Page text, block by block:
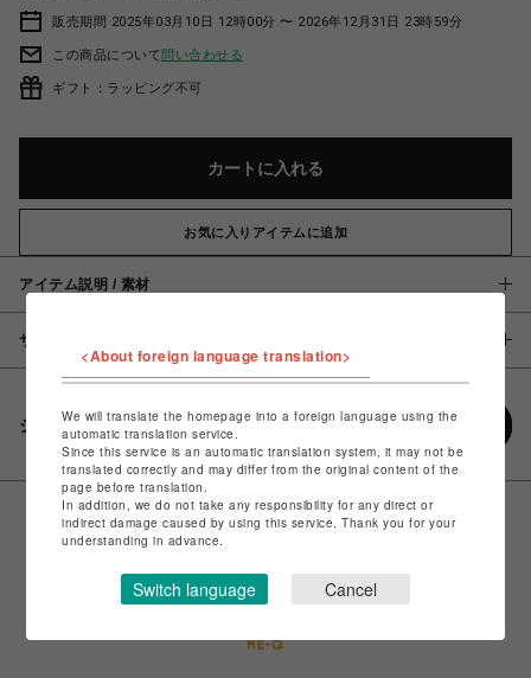
販売期間 2025年03月10日 12時00分 〜 2026年12月31日 23時59分
この商品について問い合わせる
ギフト：ラッピング不可
カートに入れる
お気に入りアイテムに追加
アイテム説明 / 素材
サイズ
シェアする
<About foreign language translation>
We will translate the homepage into a foreign language using the
automatic translation service.
Since this service is an automatic translation system, it may not be
translated correctly and may differ from the original content of the
page before translation.
In addition, we do not take any responsibility for any direct or
indirect damage caused by using this service. Thank you for your
understanding in advance.
Switch language Cancel